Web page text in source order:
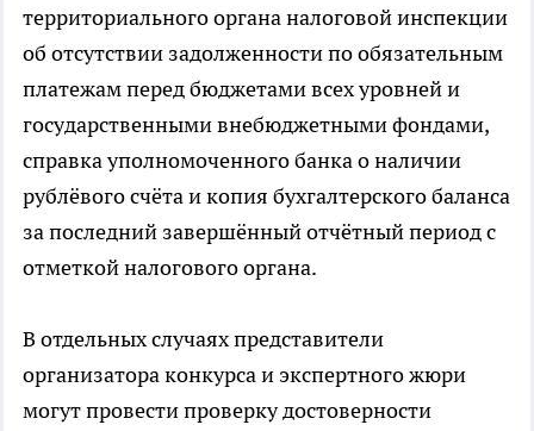
территориального органа налоговой инспекции
об отсутствии задолженности по обязательным
платежам перед бюджетами всех уровней и
государственными внебюджетными фондами,
справка уполномоченного банка о наличии
рублёвого счёта и копия бухгалтерского баланса
за последний завершённый отчётный период с
отметкой налогового органа.
В отдельных случаях представители
организатора конкурса и экспертного жюри
могут провести проверку достоверности